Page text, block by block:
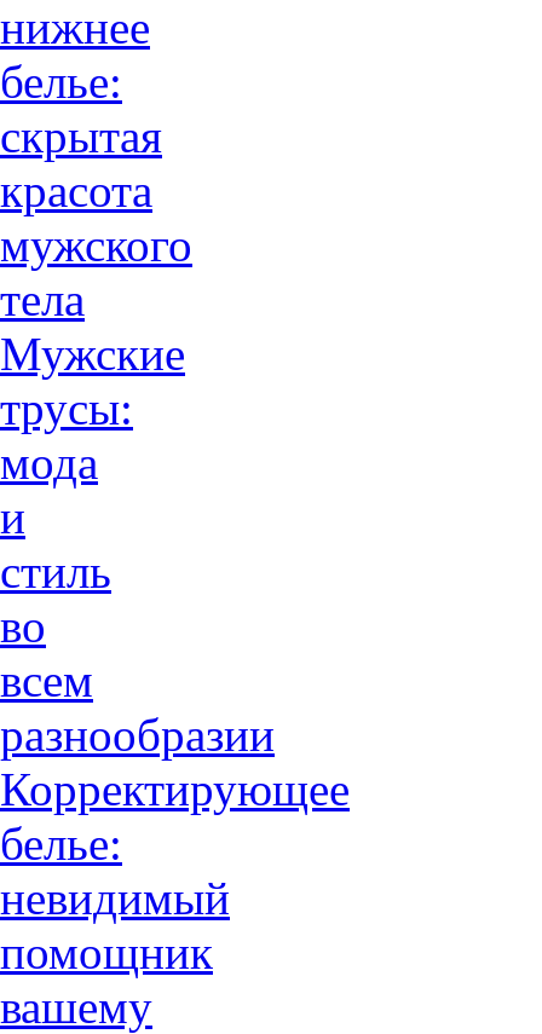
нижнее
белье:
скрытая
красота
мужского
тела
Мужские
трусы:
мода
и
стиль
во
всем
разнообразии
Корректирующее
белье:
невидимый
помощник
вашему